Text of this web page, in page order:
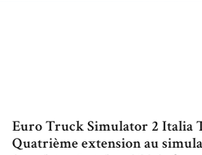
Euro Truck Simulator 2 Italia
Quatrième extension au